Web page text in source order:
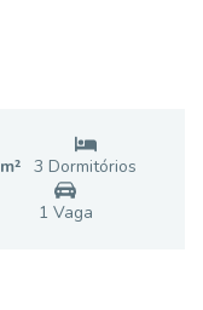
m² 3 Dormitórios
1 Vaga